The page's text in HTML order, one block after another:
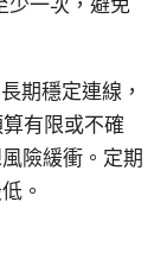
少一次，避免
期穩定連線，
有限或不確
險緩衝。定期
。